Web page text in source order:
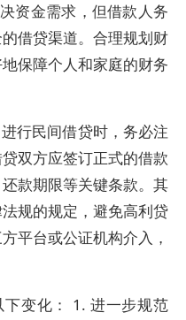
资金需求，但借款人务
借贷渠道。合理规划财
保障个人和家庭的财务
行民间借贷时，务必注
双方应签订正式的借款
款期限等关键条款。其
规的规定，避免高利贷
平台或公证机构介入，
变化： 1. 进一步规范